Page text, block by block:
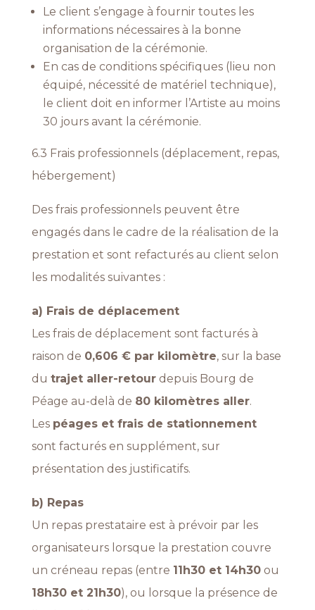
Le client s’engage à fournir toutes les
informations nécessaires à la bonne
organisation de la cérémonie.
En cas de conditions spécifiques (lieu non
équipé, nécessité de matériel technique),
le client doit en informer l’Artiste au moins
30 jours avant la cérémonie.
6.3 Frais professionnels (déplacement, repas,
hébergement)
Des frais professionnels peuvent être
engagés dans le cadre de la réalisation de la
prestation et sont refacturés au client selon
les modalités suivantes :
a) Frais de déplacement
Les frais de déplacement sont facturés à
raison de 0,606 € par kilomètre, sur la base
du trajet aller-retourdepuis Bourg de
Péage au-delà de 80 kilomètres aller.
Les péages et frais de stationnement
sont facturés en supplément, sur
présentation des justificatifs.
b) Repas
Un repas prestataire est à prévoir par les
organisateurs lorsque la prestation couvre
un créneau repas (entre 11h30 et 14h30ou
18h30 et 21h30), ou lorsque la présence de